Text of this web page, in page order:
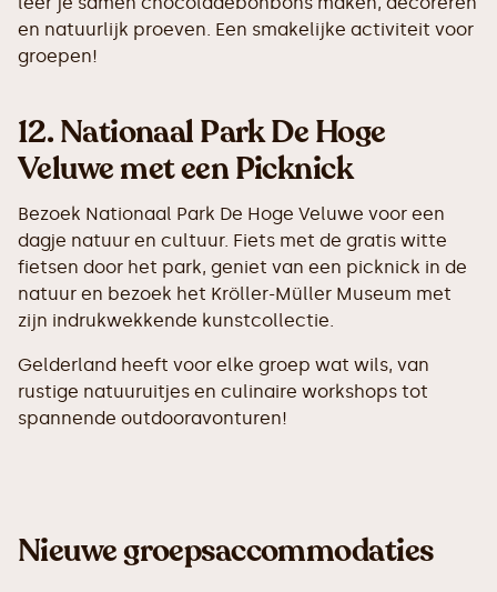
en natuurlijk proeven. Een smakelijke activiteit voor
groepen!
12.Nationaal Park De Hoge
Veluwe met een Picknick
Bezoek Nationaal Park De Hoge Veluwe voor een
dagje natuur en cultuur. Fiets met de gratis witte
fietsen door het park, geniet van een picknick in de
natuur en bezoek het Kröller-Müller Museum met
zijn indrukwekkende kunstcollectie.
Gelderland heeft voor elke groep wat wils, van
rustige natuuruitjes en culinaire workshops tot
spannende outdooravonturen!
Nieuwe groepsaccommodaties